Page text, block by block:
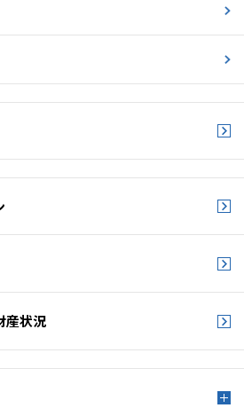
産状況